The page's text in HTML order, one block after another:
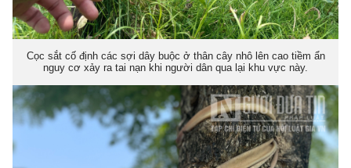
Cọc sắt cố định các sợi dây buộc ở thân cây nhô lên cao tiềm ẩn
nguy cơ xảy ra tai nạn khi người dân qua lại khu vực này.